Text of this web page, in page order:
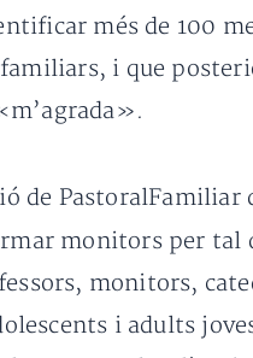
més de 100
i que
de
monitors per tal
monitors,
i adults